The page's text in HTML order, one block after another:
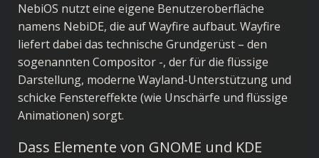
NebiOS nutzt eine eigene Benutzeroberfläche
namens NebiDE, die auf Wayfire aufbaut. Wayfire
liefert dabei das technische Grundgerüst – den
sogenannten Compositor -, der für die flüssige
Darstellung, moderne Wayland-Unterstützung und
schicke Fenstereffekte (wie Unschärfe und flüssige
Animationen) sorgt.
Dass Elemente von GNOME und KDE